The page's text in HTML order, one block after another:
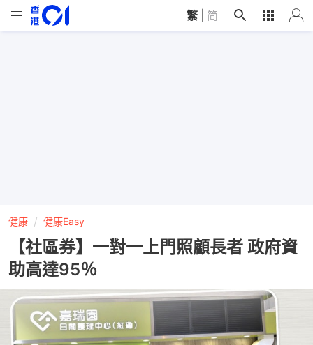
繁 简
健康 健康Easy
【社區券】一對一上門照顧長者 政府資
助高達95％